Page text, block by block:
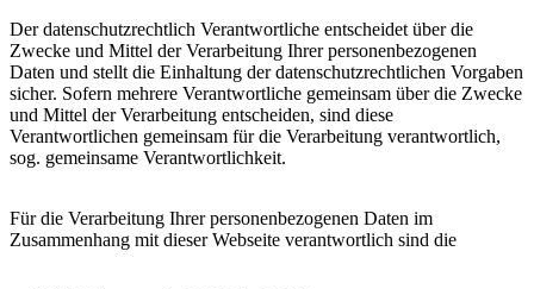
Der datenschutzrechtlich Verantwortliche entscheidet über die
Zwecke und Mittel der Verarbeitung Ihrer personenbezogenen
Daten und stellt die Einhaltung der datenschutzrechtlichen Vorgaben
sicher. Sofern mehrere Verantwortliche gemeinsam über die Zwecke
und Mittel der Verarbeitung entscheiden, sind diese
Verantwortlichen gemeinsam für die Verarbeitung verantwortlich,
sog. gemeinsame Verantwortlichkeit.
Für die Verarbeitung Ihrer personenbezogenen Daten im
Zusammenhang mit dieser Webseite verantwortlich sind die